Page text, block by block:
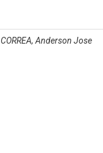
CORREA, Anderson Jose